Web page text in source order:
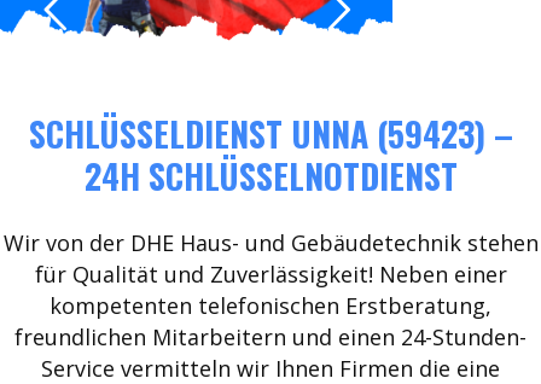
SCHLÜSSELDIENST UNNA (59423) –
24H SCHLÜSSELNOTDIENST
Wir von der DHE Haus- und Gebäudetechnik stehen
für Qualität und Zuverlässigkeit! Neben einer
kompetenten telefonischen Erstberatung,
freundlichen Mitarbeitern und einen 24-Stunden-
Service vermitteln wir Ihnen Firmen die eine